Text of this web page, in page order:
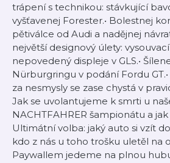
trápení s technikou: stávkující
vyšťavenej Forester.• Bolestnej
pětiválce od Audi a nadějnej návrat
největší designový úlety:
nepovedený displeje v GLS.•
Nürburgringu v podání Fordu
za nesmysly se zase chystá v
Jak se uvolantujeme k smrti u
NACHTFAHRER šampionátu a jak
Ultimátní volba: jaký auto si vzít
kdo z nás u toho trošku uletěl na
Paywallem jedeme na plnou